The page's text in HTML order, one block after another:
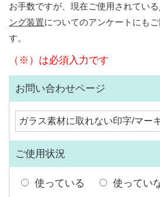
お手数ですが、現在ご使用されている
ング装置についてのアンケートにも
す。
（※）は必須入力です
お問い合わせページ
ご使用状況
使っている 使ってい